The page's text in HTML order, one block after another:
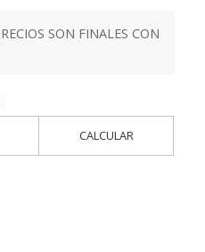
SON FINALES CON
CALCULAR